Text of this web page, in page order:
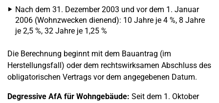
Nach dem 31. Dezember 2003 und vor dem 1. Januar
2006 (Wohnzwecken dienend): 10 Jahre je 4 %, 8 Jahre
je 2,5 %, 32 Jahre je 1,25 %
Die Berechnung beginnt mit dem Bauantrag (im
Herstellungsfall) oder dem rechtswirksamen Abschluss des
obligatorischen Vertrags vor dem angegebenen Datum.
Degressive AfA für Wohngebäude: Seit dem 1. Oktober